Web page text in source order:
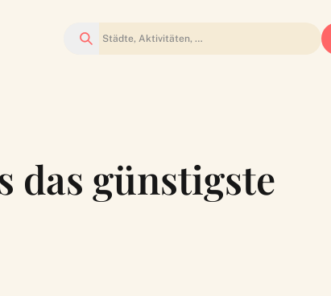
Suchen
das günstigste